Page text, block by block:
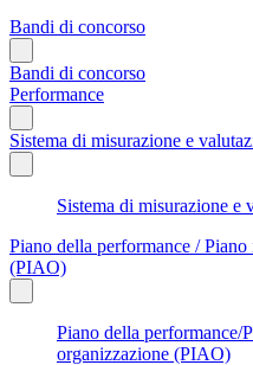
Bandi di concorso
Bandi di concorso
Performance
Sistema di misurazione e
Sistema di misurazione e
Piano della performance /
(PIAO)
Piano della performance/
organizzazione (PIAO)